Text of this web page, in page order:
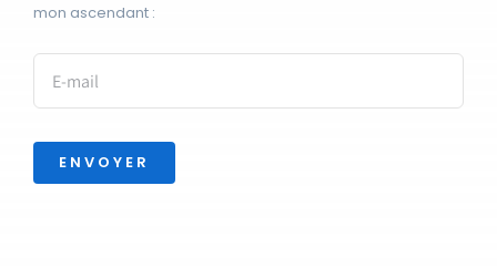
mon ascendant :
ENVOYER